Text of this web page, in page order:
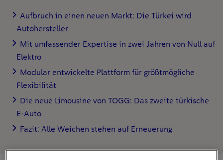
Aufbruch in einen neuen Markt: Die Türkei wird
Autohersteller
Mit umfassender Expertise in zwei Jahren von Null auf
Elektro
Modular entwickelte Plattform für größtmögliche
Flexibilität
Die neue Limousine von TOGG: Das zweite türkische
E-Auto
Fazit: Alle Weichen stehen auf Erneuerung